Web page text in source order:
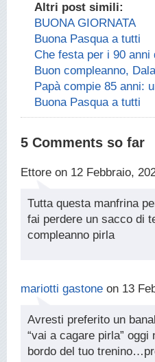
Altri post simili:
BUONA GIORNATA
Buona Pasqua a tutti
Che festa per i 90 anni
Buon compleanno,
Papà compie 85 anni:
Buona Pasqua a tutti
5 Comments so far
Ettore on 12 Febbraio,
Tutta questa manfrina
fai perdere un sacco di
compleanno pirla
mariotti gastone on 13
Avresti preferito un
“vai a cagare pirla”
bordo del tuo